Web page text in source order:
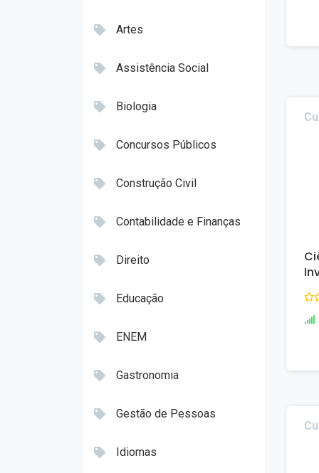
Artes
Assistência Social
Biologia
Concursos Públicos
Construção Civil
Contabilidade e Finanças
Direito
Educação
ENEM
Gastronomia
Gestão de Pessoas
Idiomas